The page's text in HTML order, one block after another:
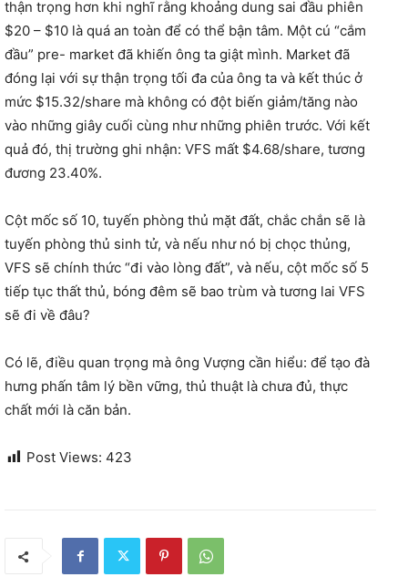
thận trọng hơn khi nghĩ rằng khoảng dung sai đầu phiên
$20 – $10 là quá an toàn để có thể bận tâm. Một cú “cắm
đầu” pre- market đã khiến ông ta giật mình. Market đã
đóng lại với sự thận trọng tối đa của ông ta và kết thúc ở
mức $15.32/share mà không có đột biến giảm/tăng nào
vào những giây cuối cùng như những phiên trước. Với kết
quả đó, thị trường ghi nhận: VFS mất $4.68/share, tương
đương 23.40%.
Cột mốc số 10, tuyến phòng thủ mặt đất, chắc chắn sẽ là
tuyến phòng thủ sinh tử, và nếu như nó bị chọc thủng,
VFS sẽ chính thức “đi vào lòng đất”, và nếu, cột mốc số 5
tiếp tục thất thủ, bóng đêm sẽ bao trùm và tương lai VFS
sẽ đi về đâu?
Có lẽ, điều quan trọng mà ông Vượng cần hiểu: để tạo đà
hưng phấn tâm lý bền vững, thủ thuật là chưa đủ, thực
chất mới là căn bản.
Post Views: 423